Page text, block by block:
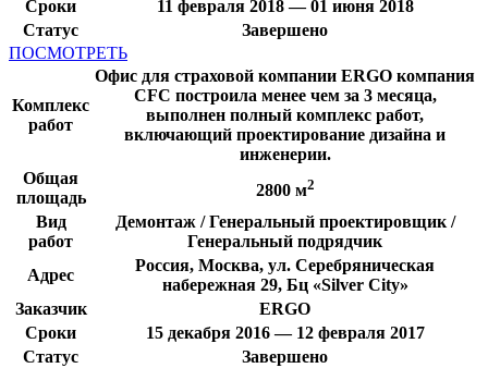
Сроки
11 февраля 2018 — 01 июня 2018
Статус
Завершено
ПОСМОТРЕТЬ
Комплекс
работ
Офис для страховой компании ERGO компания
CFC построила менее чем за 3 месяца,
выполнен полный комплекс работ,
включающий проектирование дизайна и
инженерии.
Общая
площадь
2800 м2
Вид
работ
Демонтаж / Генеральный проектировщик /
Генеральный подрядчик
Адрес
Россия, Москва, ул. Серебряническая
набережная 29, Бц «Silver City»
Заказчик
ERGO
Сроки
15 декабря 2016 — 12 февраля 2017
Статус
Завершено